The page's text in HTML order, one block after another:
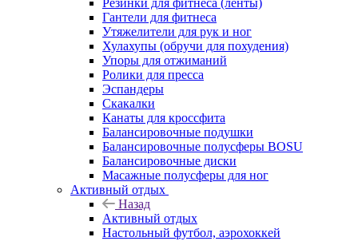
Резинки для фитнеса (ленты)
Гантели для фитнеса
Утяжелители для рук и ног
Хулахупы (обручи для похудения)
Упоры для отжиманий
Ролики для пресса
Эспандеры
Скакалки
Канаты для кроссфита
Балансировочные подушки
Балансировочные полусферы BOSU
Балансировочные диски
Масажные полусферы для ног
Активный отдых
Назад
Активный отдых
Настольный футбол, аэрохоккей